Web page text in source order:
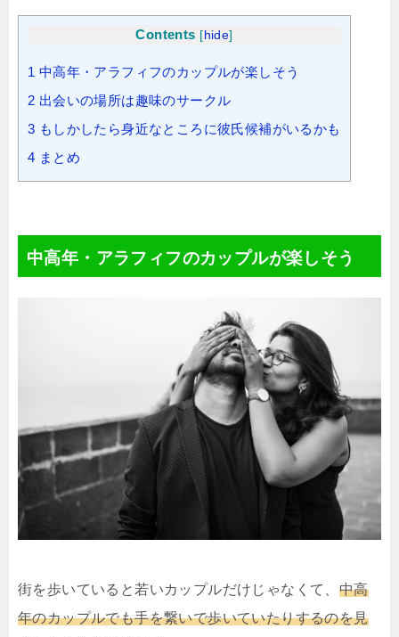
Contents [ hide]
1 中高年・アラフィフのカップルが楽しそう
2 出会いの場所は趣味のサークル
3 もしかしたら身近なところに彼氏候補がいるかも
4 まとめ
中高年・アラフィフのカップルが楽しそう
街を歩いていると若いカップルだけじゃなくて、 中高
年のカップルでも手を繋いで歩いていたりするのを見